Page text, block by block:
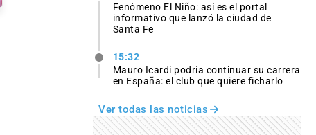
Fenómeno El Niño: así es el portal
informativo que lanzó la ciudad de
Santa Fe
15:32
Mauro Icardi podría continuar su carrera
en España: el club que quiere ficharlo
Ver todas las noticias